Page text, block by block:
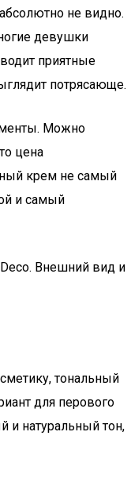
не видно.
девушки
приятные
потрясающе.
Можно
цена
крем не самый
и самый
Внешний вид и
тональный
для перового
и натуральный тон,